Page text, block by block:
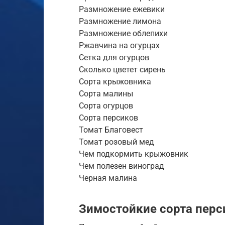
Размножение ежевики
Размножение лимона
Размножение облепихи
Ржавчина на огурцах
Сетка для огурцов
Сколько цветет сирень
Сорта крыжовника
Сорта малины
Сорта огурцов
Сорта персиков
Томат Благовест
Томат розовый мед
Чем подкормить крыжовник
Чем полезен виноград
Черная малина
Зимостойкие сорта